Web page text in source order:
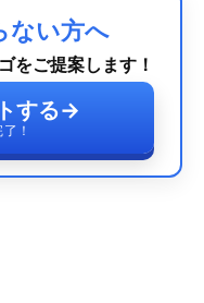
ない方へ
をご提案します！
する→
！